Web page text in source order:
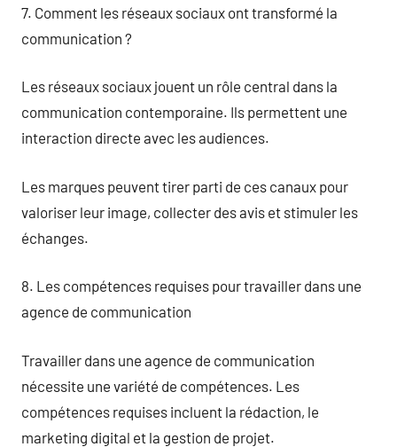
7. Comment les réseaux sociaux ont transformé la
communication ?
Les réseaux sociaux jouent un rôle central dans la
communication contemporaine. Ils permettent une
interaction directe avec les audiences.
Les marques peuvent tirer parti de ces canaux pour
valoriser leur image, collecter des avis et stimuler les
échanges.
8. Les compétences requises pour travailler dans une
agence de communication
Travailler dans une agence de communication
nécessite une variété de compétences. Les
compétences requises incluent la rédaction, le
marketing digital et la gestion de projet.